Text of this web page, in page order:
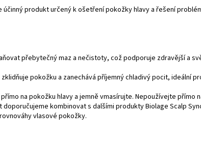
účinný produkt určený k ošetření pokožky hlavy a řešení
přebytečný maz a nečistoty, což podporuje zdravější a
pokožku a zanechává příjemný chladivý pocit, ideální
na pokožku hlavy a jemně vmasírujte. Nepoužívejte přímo
doporučujeme kombinovat s dalšími produkty Biolage Scalp
vlasové pokožky.